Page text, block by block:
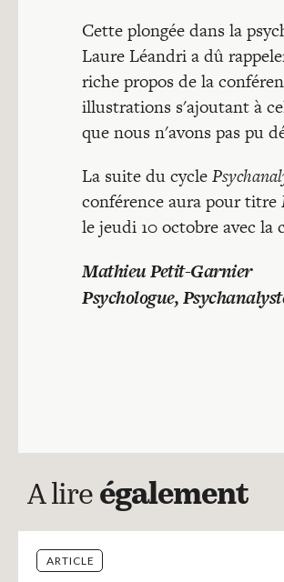
Cette plongée dans la
Laure Léandri a dû
riche propos de la
illustrations s'ajoutant à
que nous n'avons pas pu
La suite du cycle
conférence aura pour titre
le jeudi 10 octobre avec la
Mathieu Petit-Garnier
Psychologue,
A lire également
ARTICLE